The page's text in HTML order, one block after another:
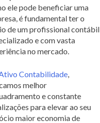
ele pode beneficiar uma
é fundamental ter o
de um profissional contábil
e com vasta
no mercado.
Contabilidade,
melhor
e constante
para elevar ao seu
maior economia de